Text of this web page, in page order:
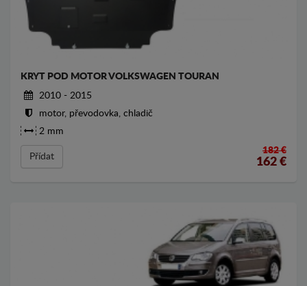
KRYT POD MOTOR VOLKSWAGEN TOURAN
2010 - 2015
motor, převodovka, chladič
2 mm
Přídat
182 €
162 €